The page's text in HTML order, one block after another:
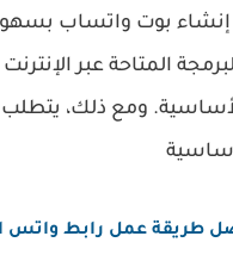
بوت واتساب
المتاحة عبر الإنترنت
ومع ذلك، يتطلب
طريقة عمل رابط واتس